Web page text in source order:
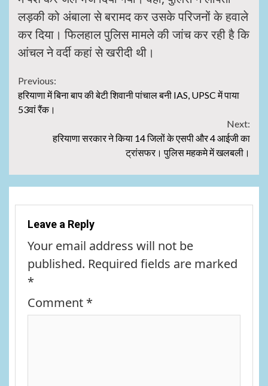
लड़की को अंबाला से बरामद कर उसके परिजनों के हवाले
कर दिया। फिलहाल पुलिस मामले की जांच कर रही है कि
आंचल ने वर्दी कहां से खरीदी थी।
Continue
Reading
Previous:
हरियाणा में बिना बाप की बेटी शिवानी पांचाल बनी IAS, UPSC में पाया
53वां रैंक।
Next:
हरियाणा सरकार ने किया 14 जिलों के एसपी और 4 आईजी का
ट्रांसफर। पुलिस महकमे में खलबली।
Leave a Reply
Your email address will not be
published. Required fields are marked
*
Comment *